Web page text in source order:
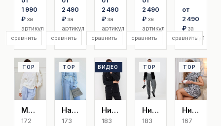
сравнить
1 990
₽ за
артикул
сравнить
2 490
₽ за
артикул
сравнить
2 490
₽за
артикул
сравнить
2 490
₽ за
артикул
сравнить
от
2 490
₽за
артикул
TOP
Мария Б
172
TOP
Надежда
173
TOP
ВИДЕО
Никита
183
TOP
Николай
183
TOP
Нина
167